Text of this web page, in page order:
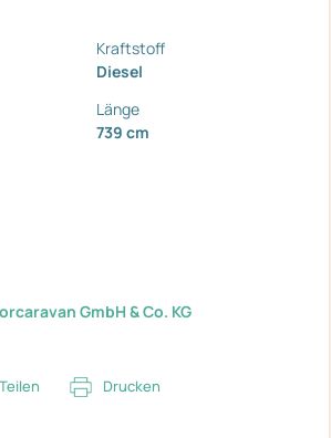
Kraftstoff
Diesel
Länge
739 cm
GmbH & Co. KG
Teilen Drucken